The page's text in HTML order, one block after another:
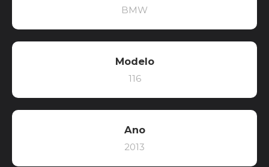
BMW
Modelo
116
Ano
2013